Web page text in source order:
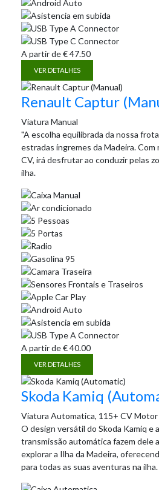
A partir de€47.50
VER DETALHES
Renault Captur
Viatura Manual
"A escolha equilibrada da nossa
estradas íngremes da Madeira.
CV, irá desfrutar ao conduzir pelas
ilha.
A partir de€40.00
VER DETALHES
Skoda Kamiq
Viatura Automatica, 115+ CV Motor
O design versátil do Skoda Kamiq e
transmissão automática fazem dele
explorar a Ilha da Madeira,
para todas as suas aventuras na ilha.